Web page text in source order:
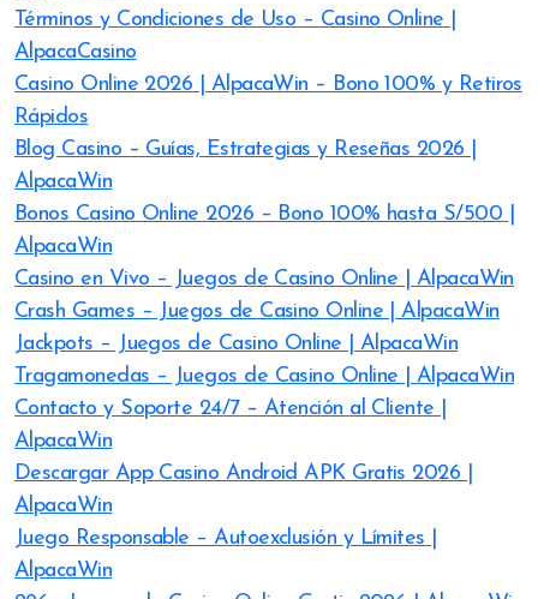
Términos y Condiciones de Uso – Casino Online |
AlpacaCasino
Casino Online 2026 | AlpacaWin – Bono 100% y Retiros
Rápidos
Blog Casino – Guías, Estrategias y Reseñas 2026 |
AlpacaWin
Bonos Casino Online 2026 – Bono 100% hasta S/500 |
AlpacaWin
Casino en Vivo – Juegos de Casino Online | AlpacaWin
Crash Games – Juegos de Casino Online | AlpacaWin
Jackpots – Juegos de Casino Online | AlpacaWin
Tragamonedas – Juegos de Casino Online | AlpacaWin
Contacto y Soporte 24/7 – Atención al Cliente |
AlpacaWin
Descargar App Casino Android APK Gratis 2026 |
AlpacaWin
Juego Responsable – Autoexclusión y Límites |
AlpacaWin